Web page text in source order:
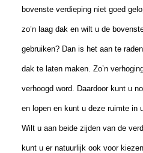
bovenste verdieping niet goed
zo’n laag dak en wilt u de
gebruiken? Dan is het aan te
dak te laten maken. Zo’n
verhoogd word. Daardoor kunt u
en lopen en kunt u deze ruimte in
Wilt u aan beide zijden van de
kunt u er natuurlijk ook voor